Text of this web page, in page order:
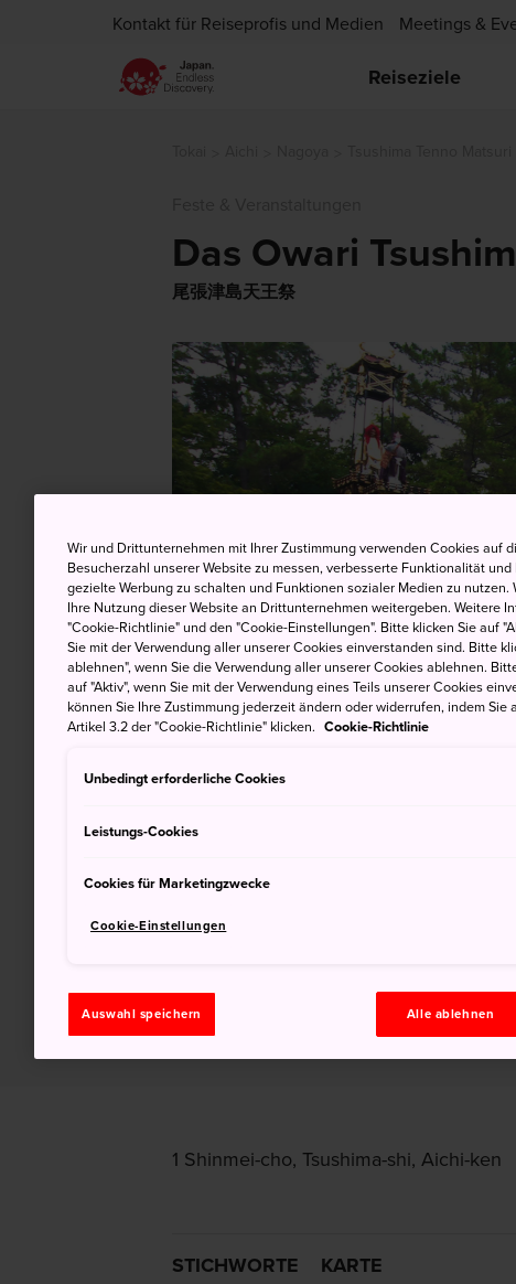
Kontakt für Reiseprofis und Medien Meetings &
Reiseziele
Das Owari
尾張津島天王祭
1 Shinmei-cho, Tsushima-shi, Aichi-ken
STICHWORTE KARTE
Wir und Drittunternehmen mit Ihrer Zustimmung verwenden Cookies auf
Besucherzahl unserer Website zu messen, verbesserte Funktionalität
gezielte Werbung zu schalten und Funktionen sozialer Medien zu
Ihre Nutzung dieser Website an Drittunternehmen weitergeben. Weitere
"Cookie-Richtlinie" und den "Cookie-Einstellungen". Bitte klicken Sie auf
Sie mit der Verwendung aller unserer Cookies einverstanden sind. Bitte
ablehnen", wenn Sie die Verwendung aller unserer Cookies ablehnen.
auf "Aktiv", wenn Sie mit der Verwendung eines Teils unserer Cookies
können Sie Ihre Zustimmung jederzeit ändern oder widerrufen, indem
Artikel 3.2 der "Cookie-Richtlinie" klicken. Cookie-Richtlinie
Unbedingt erforderliche Cookies
Leistungs-Cookies
Cookies für Marketingzwecke
Cookie-Einstellungen
Auswahl speichern Alle ablehnen